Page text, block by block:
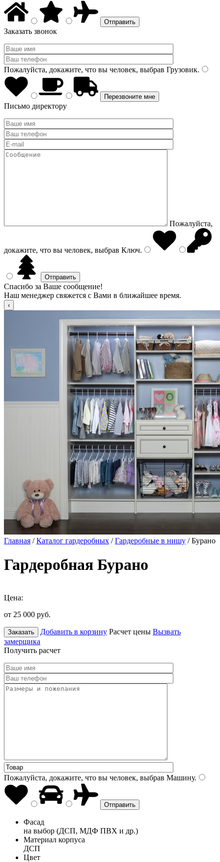
Заказать звонок
Пожалуйста, докажите, что вы человек, выбрав Грузовик.
Письмо директору
Пожалуйста,
докажите, что вы человек, выбрав Ключ.
Спасибо за Ваше сообщение!
Наш менеджер свяжется с Вами в ближайшее время.
Главная /Каталог гардеробных /Гардеробные в нишу / Бурано
Гардеробная Бурано
Цена:
от 25 000 руб.
Заказать Добавить в корзину Расчет цены Вызвать
замерщика
Получить расчет
Пожалуйста, докажите, что вы человек, выбрав Машину.
Фасад
на выбор (ДСП, МДФ ПВХ и др.)
Материал корпуса
ДСП
Цвет